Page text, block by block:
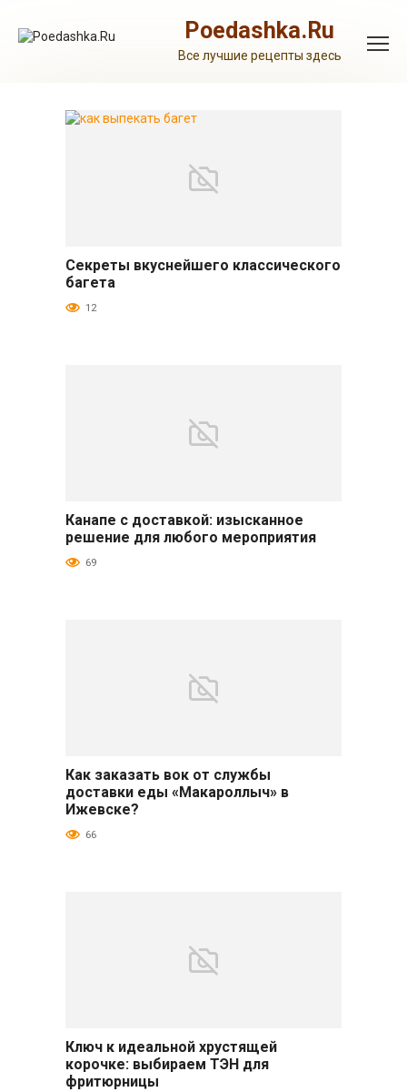
контенту
Poedashka.Ru
Все лучшие рецепты здесь
Выпечка и десерты
Секреты вкуснейшего классического
багета
12
Салаты и закуски
Канапе с доставкой: изысканное
решение для любого мероприятия
69
Как заказать вок от службы
доставки еды «Макароллыч» в
Ижевске?
66
Ключ к идеальной хрустящей
корочке: выбираем ТЭН для
фритюрницы